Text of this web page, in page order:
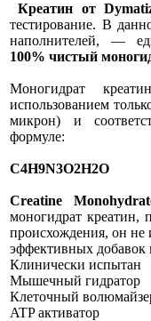
Креатин от
тестирование. В
наполнителей, —
100% чистый
Моногидрат
использованием
микрон) и
формуле:
C4H9N3O2H2O
Creatine
моногидрат креатин,
происхождения, он не
эффективных добавок
Клинически испытан
Мышечный гидратор
Клеточный
ATP активатор